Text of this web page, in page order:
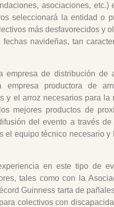
asociaciones,
seleccionará la entidad o
más desfavorecidos y
navideñas, tan
empresa de distribución de
empresa productora de
y el arroz necesarios para la
mejores productos de
del evento a través
el equipo técnico necesario
en este tipo de
tales como con la
Guinness tarta de
colectivos con